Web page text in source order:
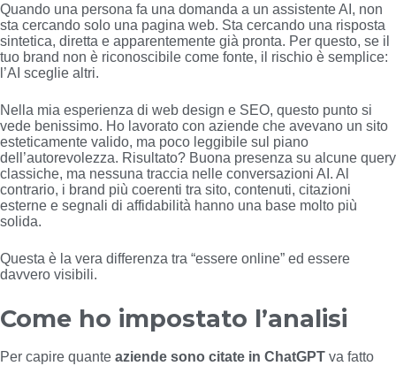
Quando una persona fa una domanda a un assistente AI, non
sta cercando solo una pagina web. Sta cercando una risposta
sintetica, diretta e apparentemente già pronta. Per questo, se il
tuo brand non è riconoscibile come fonte, il rischio è semplice:
l’AI sceglie altri.
Nella mia esperienza di web design e SEO, questo punto si
vede benissimo. Ho lavorato con aziende che avevano un sito
esteticamente valido, ma poco leggibile sul piano
dell’autorevolezza. Risultato? Buona presenza su alcune query
classiche, ma nessuna traccia nelle conversazioni AI. Al
contrario, i brand più coerenti tra sito, contenuti, citazioni
esterne e segnali di affidabilità hanno una base molto più
solida.
Questa è la vera differenza tra “essere online” ed essere
davvero visibili.
Come ho impostato l’analisi
Per capire quante aziende sono citate in ChatGPT va fatto